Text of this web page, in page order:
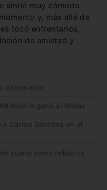
sintió muy cómodo
y, más allá de
tocó enfrentarlos,
de amistad y
entrenador
le ganó al Bilbao
a Carlos Sánchez en el
suena como refuerzo